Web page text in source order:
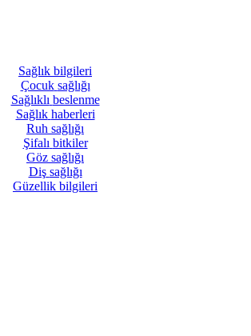
Sağlık bilgileri
Çocuk sağlığı
Sağlıklı beslenme
Sağlık haberleri
Ruh sağlığı
Şifalı bitkiler
Göz sağlığı
Diş sağlığı
Güzellik bilgileri